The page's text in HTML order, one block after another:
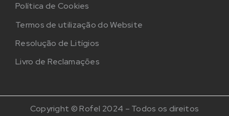
Política de Cookies
Termos de utilização do Website
Resolução de Litígios
Livro de Reclamações
Copyright © Rofel 2024 – Todos os direitos